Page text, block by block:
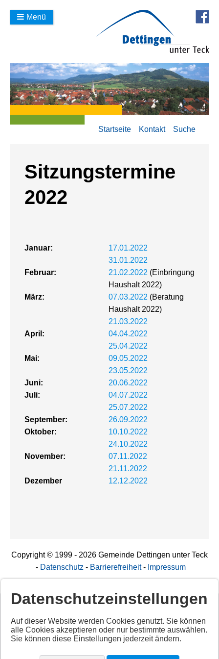
Menü
Startseite Kontakt Suche
Sitzungstermine
2022
Januar:
17.01.2022
31.01.2022
Februar:
21.02.2022 (Einbringung
Haushalt 2022)
März:
07.03.2022 (Beratung
Haushalt 2022)
21.03.2022
April:
04.04.2022
25.04.2022
Mai:
09.05.2022
23.05.2022
Juni:
20.06.2022
Juli:
04.07.2022
25.07.2022
September:
26.09.2022
Oktober:
10.10.2022
24.10.2022
November:
07.11.2022
21.11.2022
Dezember
12.12.2022
Copyright © 1999 - 2026 Gemeinde Dettingen unter Teck
- Datenschutz- Barrierefreiheit- Impressum
Deaktiviertes Script!
Aktivieren Sie alle Cookies per Klick auf "Alle akzeptieren"
um diesen Inhalt anzuzeigen.
Datenschutzeinstellungen
Auf dieser Website werden Cookies genutzt. Sie können
alle Cookies akzeptieren oder nur bestimmte auswählen.
Sie können diese Einstellungen jederzeit ändern.